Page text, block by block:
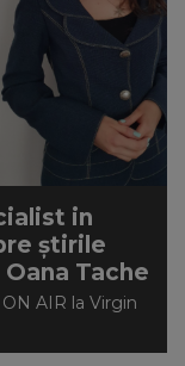
in
știrile
Tache
AIR la Virgin